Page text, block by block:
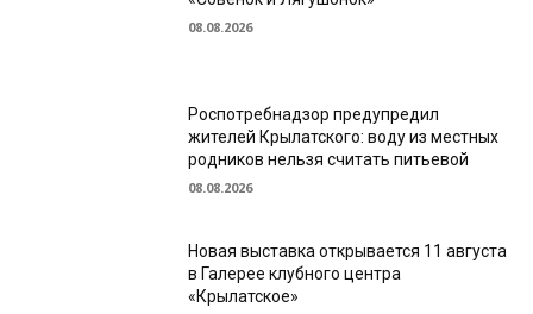
08.08.2026
Роспотребнадзор предупредил
жителей Крылатского: воду из местных
родников нельзя считать питьевой
08.08.2026
Новая выставка открывается 11 августа
в Галерее клубного центра
«Крылатское»